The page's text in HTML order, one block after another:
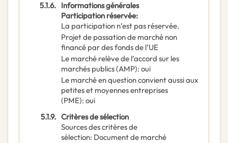
5.1.6. Informations générales
Participation réservée:
La participation n’est pas réservée.
Projet de passation de marché non
financé par des fonds de l’UE
Le marché relève de l’accord sur les
marchés publics (AMP): oui
Le marché en question convient aussi aux
petites et moyennes entreprises
(PME): oui
5.1.9. Critères de sélection
Sources des critères de
sélection: Document de marché